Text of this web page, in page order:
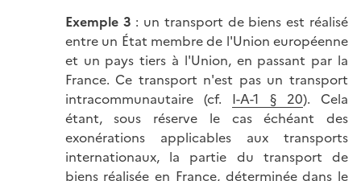
Exemple 3 : un transport de biens est réalisé
entre un État membre de l'Union européenne
et un pays tiers à l'Union, en passant par la
France. Ce transport n'est pas un transport
intracommunautaire (cf. I-A-1 § 20). Cela
étant, sous réserve le cas échéant des
exonérations applicables aux transports
internationaux, la partie du transport de
biens réalisée en France, déterminée dans le